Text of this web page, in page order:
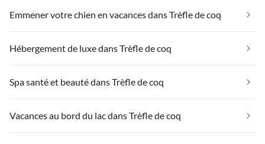
Emmener votre chien en vacances dans Trèfle de coq
Hébergement de luxe dans Trèfle de coq
Spa santé et beauté dans Trèfle de coq
Vacances au bord du lac dans Trèfle de coq